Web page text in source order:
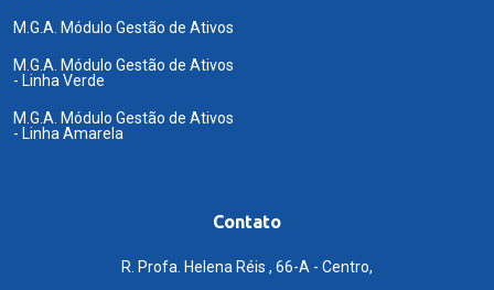
M.G.A. Módulo Gestão de Ativos
M.G.A. Módulo Gestão de Ativos
- Linha Verde
M.G.A. Módulo Gestão de Ativos
- Linha Amarela
Contato
R. Profa. Helena Réis , 66-A - Centro,